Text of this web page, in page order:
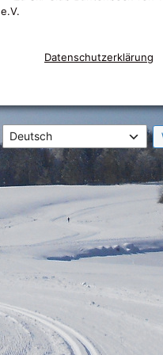
e.V.
Datenschutzerklärung
Sprache